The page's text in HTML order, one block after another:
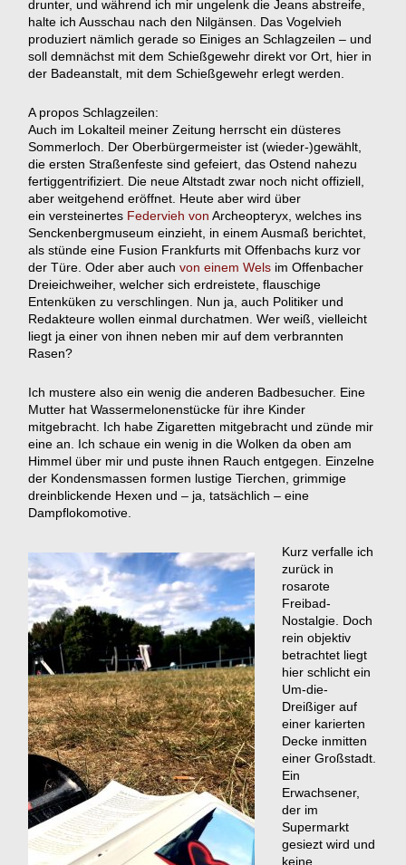
drunter, und während ich mir ungelenk die Jeans abstreife,
halte ich Ausschau nach den Nilgänsen. Das Vogelvieh
produziert nämlich gerade so Einiges an Schlagzeilen – und
soll demnächst mit dem Schießgewehr direkt vor Ort, hier in
der Badeanstalt, mit dem Schießgewehr erlegt werden.
A propos Schlagzeilen:
Auch im Lokalteil meiner Zeitung herrscht ein düsteres
Sommerloch. Der Oberbürgermeister ist (wieder-)gewählt,
die ersten Straßenfeste sind gefeiert, das Ostend nahezu
fertiggentrifiziert. Die neue Altstadt zwar noch nicht offiziell,
aber weitgehend eröffnet. Heute aber wird über
ein versteinertes Federvieh vonArcheopteryx, welches ins
Senckenbergmuseum einzieht, in einem Ausmaß berichtet,
als stünde eine Fusion Frankfurts mit Offenbachs kurz vor
der Türe. Oder aber auchvon einem Wels im Offenbacher
Dreieichweiher, welcher sich erdreistete, flauschige
Entenküken zu verschlingen. Nun ja, auch Politiker und
Redakteure wollen einmal durchatmen. Wer weiß, vielleicht
liegt ja einer von ihnen neben mir auf dem verbrannten
Rasen?
Ich mustere also ein wenig die anderen Badbesucher. Eine
Mutter hat Wassermelonenstücke für ihre Kinder
mitgebracht. Ich habe Zigaretten mitgebracht und zünde mir
eine an. Ich schaue ein wenig in die Wolken da oben am
Himmel über mir und puste ihnen Rauch entgegen. Einzelne
der Kondensmassen formen lustige Tierchen, grimmige
dreinblickende Hexen und – ja, tatsächlich – eine
Dampflokomotive.
Kurz verfalle ich
zurück in
rosarote
Freibad-
Nostalgie. Doch
rein objektiv
betrachtet liegt
hier schlicht ein
Um-die-
Dreißiger auf
einer karierten
Decke inmitten
einer Großstadt.
Ein
Erwachsener,
der im
Supermarkt
gesiezt wird und
keine